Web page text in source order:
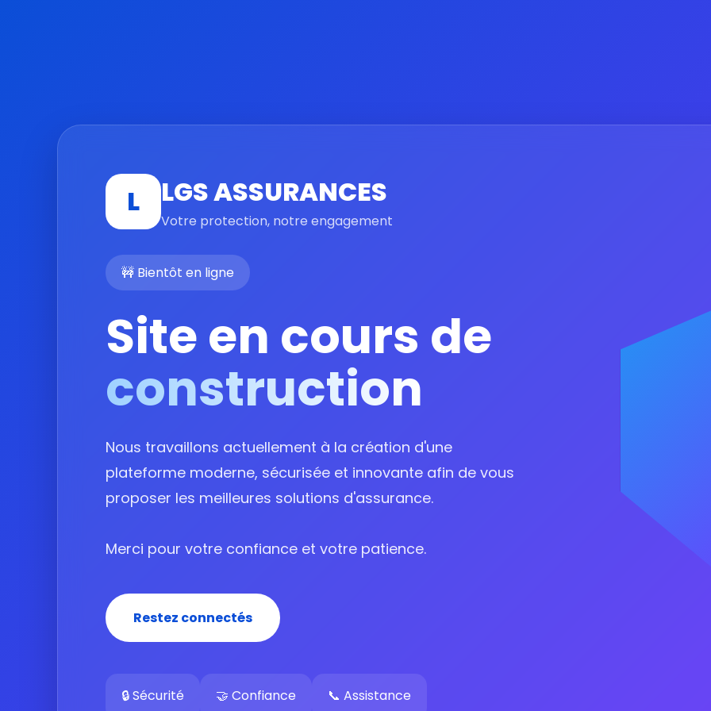
L LGS ASSURANCES
Votre protection, notre engagement
🚧 Bientôt en ligne
Site en cours de
construction
Nous travaillons actuellement à la création d'une
plateforme moderne, sécurisée et innovante afin de vous
proposer les meilleures solutions d'assurance.
Merci pour votre confiance et votre patience.
Restez connectés
🔒 Sécurité 🤝 Confiance 📞 Assistance